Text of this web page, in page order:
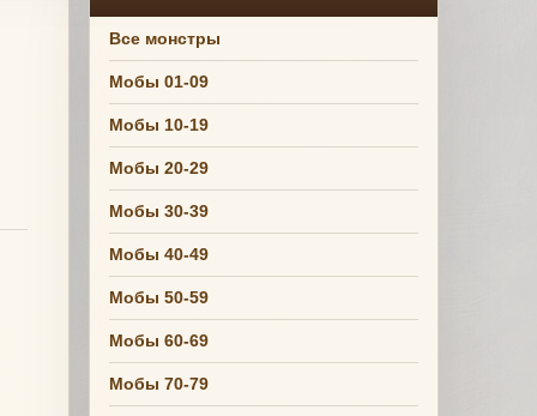
Все монстры
Мобы 01-09
Мобы 10-19
Мобы 20-29
Мобы 30-39
Мобы 40-49
Мобы 50-59
Мобы 60-69
Мобы 70-79